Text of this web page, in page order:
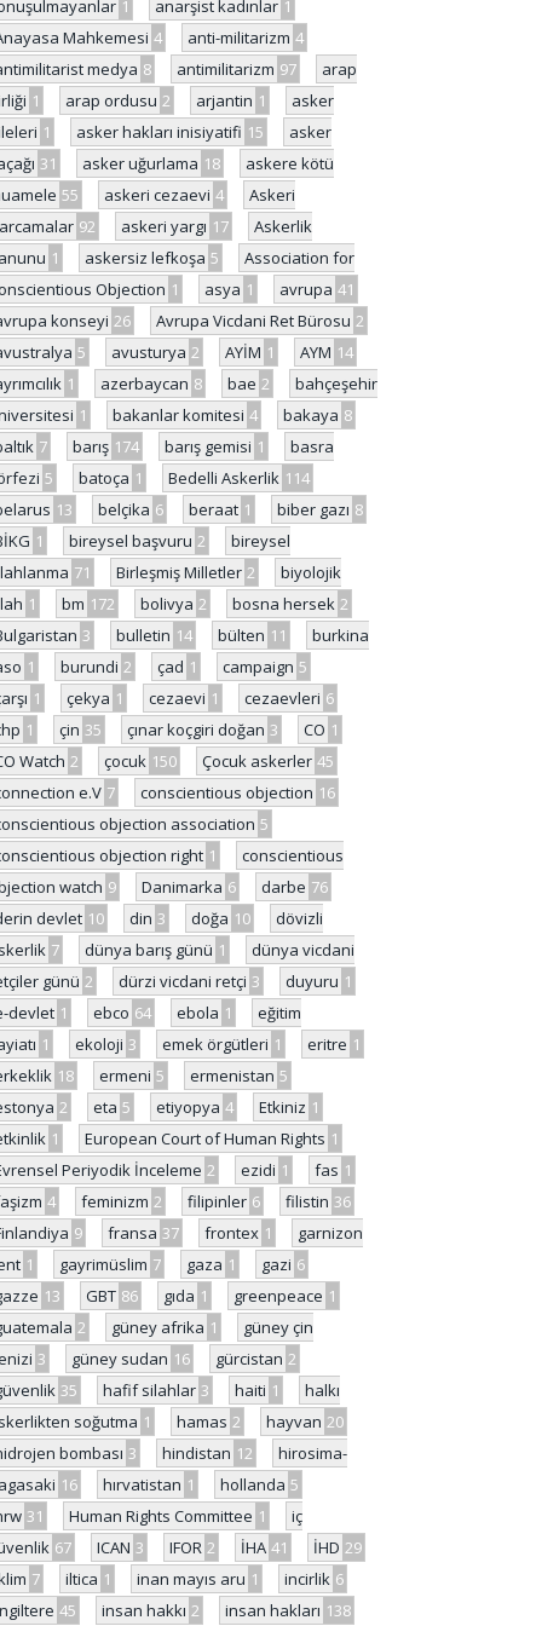
1 anarşist kadınlar 1
Mahkemesi 4 anti-militarizm 4
medya 8 antimilitarizm 97
arap
1 arap ordusu 2 arjantin 1
asker
1 asker hakları inisiyatifi 15
asker
31 asker uğurlama 18
askere kötü
55 askeri cezaevi 4
Askeri
92 askeri yargı 17
Askerlik
1 askersiz lefkoşa 5
Association for
Objection 1 asya 1 avrupa 41
konseyi 26 Avrupa Vicdani Ret Bürosu 2
5 avusturya 2 AYİM 1 AYM 14
1 azerbaycan 8 bae 2
bahçeşehir
1 bakanlar komitesi 4 bakaya 8
7 barış 174 barış gemisi 1
basra
5 batoça 1 Bedelli Askerlik 114
13 belçika 6 beraat 1 biber gazı 8
1 bireysel başvuru 2
bireysel
71 Birleşmiş Milletler 2
biyolojik
1 bm 172 bolivya 2 bosna hersek 2
3 bulletin 14 bülten 11
burkina
1 burundi 2 çad 1 campaign 5
1 çekya 1 cezaevi 1 cezaevleri 6
1 çin 35 çınar koçgiri doğan 3 CO 1
Watch 2 çocuk 150 Çocuk askerler 45
e.V 7 conscientious objection 16
objection association 5
objection right 1
conscientious
watch 9 Danimarka 6 darbe 76
devlet 10 din 3 doğa 10
dövizli
7 dünya barış günü 1
dünya vicdani
günü 2 dürzi vicdani retçi 3 duyuru 1
devlet 1 ebco 64 ebola 1
eğitim
1 ekoloji 3 emek örgütleri 1 eritre 1
18 ermeni 5 ermenistan 5
2 eta 5 etiyopya 4 Etkiniz 1
1 European Court of Human Rights 1
Periyodik İnceleme 2 ezidi 1 fas 1
4 feminizm 2 filipinler 6 filistin 36
9 fransa 37 frontex 1
garnizon
1 gayrimüslim 7 gaza 1 gazi 6
13 GBT 86 gıda 1 greenpeace 1
2 güney afrika 1
güney çin
3 güney sudan 16 gürcistan 2
35 hafif silahlar 3 haiti 1
halkı
soğutma 1 hamas 2 hayvan 20
bombası 3 hindistan 12
hirosima-
16 hırvatistan 1 hollanda 5
31 Human Rights Committee 1
iç
67 ICAN 3 IFOR 2 İHA 41 İHD 29
7 iltica 1 inan mayıs aru 1 incirlik 6
45 insan hakkı 2 insan hakları 138